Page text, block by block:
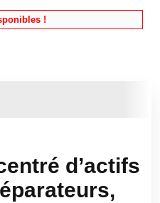
!
d’actifs